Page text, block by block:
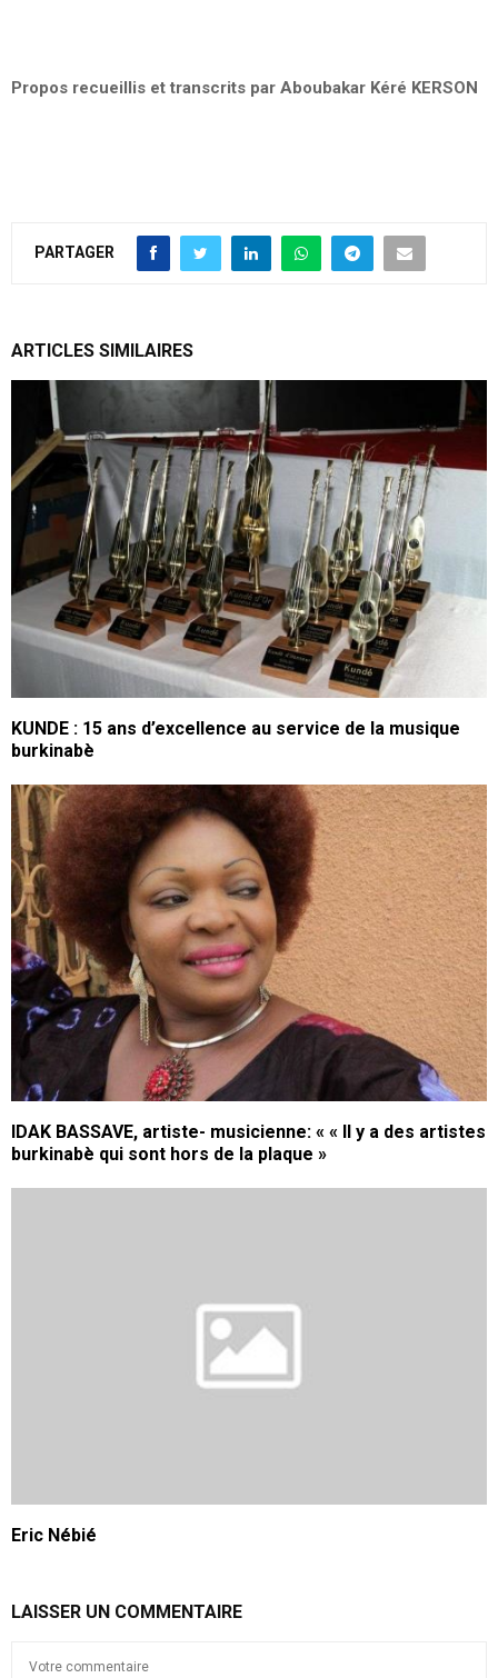
Propos recueillis et transcrits par Aboubakar Kéré KERSON
PARTAGER
ARTICLES SIMILAIRES
KUNDE : 15 ans d’excellence au service de la musique
burkinabè
IDAK BASSAVE, artiste- musicienne: « « Il y a des artistes
burkinabè qui sont hors de la plaque »
Eric Nébié
LAISSER UN COMMENTAIRE